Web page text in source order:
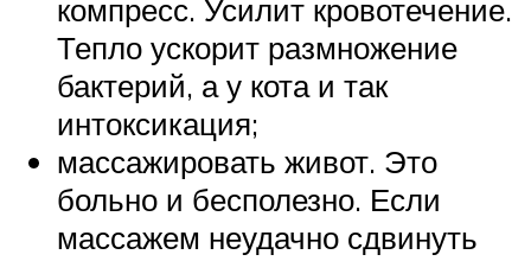
компресс. Усилит кровотечение.
Тепло ускорит размножение
бактерий, а у кота и так
интоксикация;
массажировать живот. Это
больно и бесполезно. Если
массажем неудачно сдвинуть